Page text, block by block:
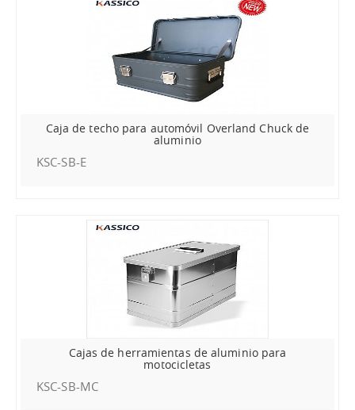
Caja de techo para automóvil Overland Chuck de
aluminio
KSC-SB-E
Cajas de herramientas de aluminio para
motocicletas
KSC-SB-MC